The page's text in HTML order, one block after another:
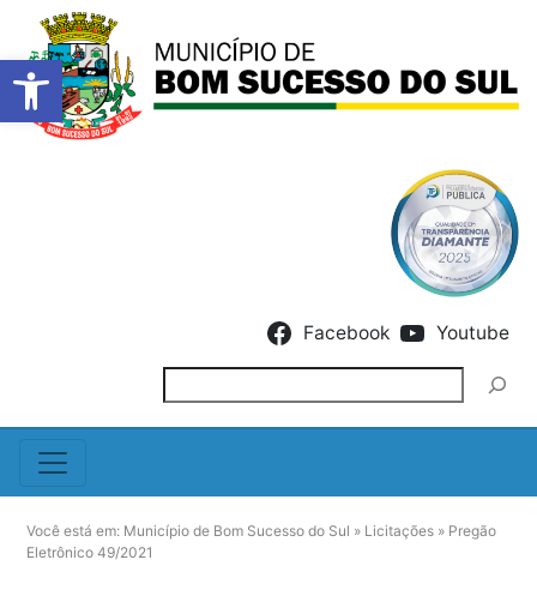
Barra de Ferramentas
Facebook Youtube
Você está em: Município de Bom Sucesso do Sul » Licitações » Pregão
Eletrônico 49/2021